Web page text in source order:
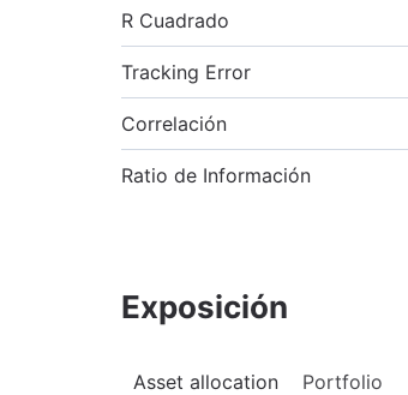
R Cuadrado
Tracking Error
Correlación
Ratio de Información
Exposición
Asset allocation Portfolio